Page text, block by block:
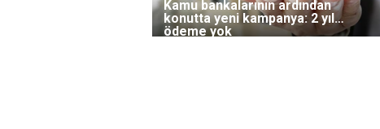
Kamu bankalarının ardından
konutta yeni kampanya: 2 yıl
ödeme yok